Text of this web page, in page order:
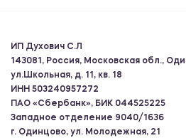
ИП Духович С.Л
143081, Россия, Московская обл.,
ул.Школьная, д. 11, кв. 18
ИНН 503240957272
ПАО «Сбербанк», БИК 044525225
Западное отделение 9040/1636
г. Одинцово, ул. Молодежная, 21